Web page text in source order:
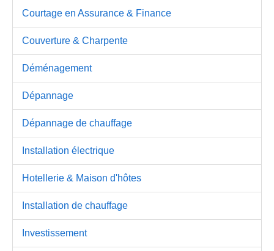
Courtage en Assurance & Finance
Couverture & Charpente
Déménagement
Dépannage
Dépannage de chauffage
Installation électrique
Hotellerie & Maison d'hôtes
Installation de chauffage
Investissement